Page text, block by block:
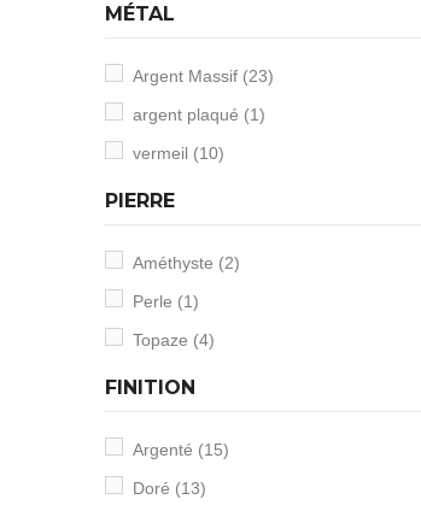
MÉTAL
Argent Massif (23)
argent plaqué (1)
vermeil (10)
PIERRE
Améthyste (2)
Perle (1)
Topaze (4)
FINITION
Argenté (15)
Doré (13)